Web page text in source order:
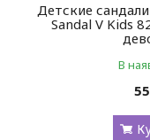
Детские
Sandal V Kids
В